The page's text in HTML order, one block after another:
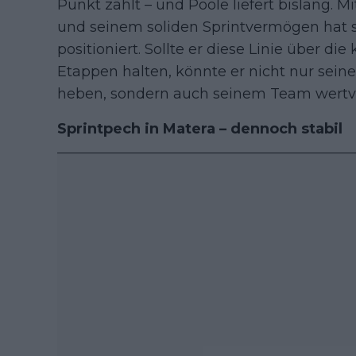
Punkt zählt – und Poole liefert bislang.
und seinem soliden Sprintvermögen hat
positioniert. Sollte er diese Linie über
Etappen halten, könnte er nicht nur
heben, sondern auch seinem Team
Sprintpech in Matera – dennoch stabil